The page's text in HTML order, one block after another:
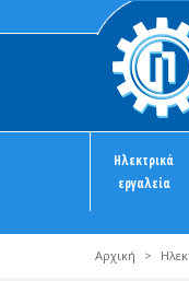
Ηλεκτρικά
εργαλεία
Αρχική >